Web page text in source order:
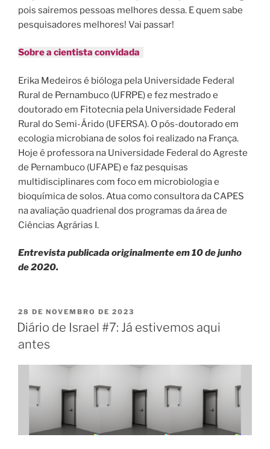
pois sairemos pessoas melhores dessa. E quem sabe
pesquisadores melhores! Vai passar!
Sobre a cientista convidada
Erika Medeiros é bióloga pela Universidade Federal
Rural de Pernambuco (UFRPE) e fez mestrado e
doutorado em Fitotecnia pela Universidade Federal
Rural do Semi-Árido (UFERSA). O pós-doutorado em
ecologia microbiana de solos foi realizado na França.
Hoje é professora na Universidade Federal do Agreste
de Pernambuco (UFAPE) e faz pesquisas
multidisciplinares com foco em microbiologia e
bioquímica de solos. Atua como consultora da CAPES
na avaliação quadrienal dos programas da área de
Ciências Agrárias I.
Entrevista publicada originalmente em 10 de junho
de 2020.
28 DE NOVEMBRO DE 2023
Diário de Israel #7: Já estivemos aqui
antes